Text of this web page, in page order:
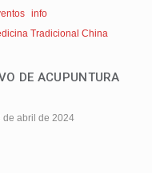
info
Tradicional China
DE ACUPUNTURA
de abril de 2024